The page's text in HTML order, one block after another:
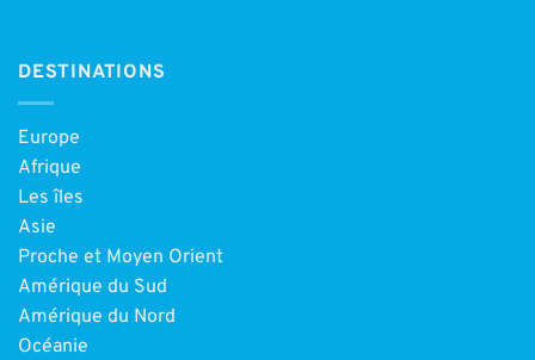
DESTINATIONS
Europe
Afrique
Les îles
Asie
Proche et Moyen Orient
Amérique du Sud
Amérique du Nord
Océanie